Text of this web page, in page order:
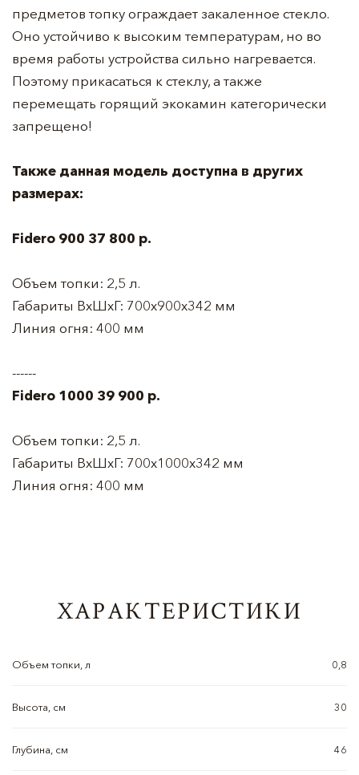
предметов топку ограждает закаленное стекло.
Оно устойчиво к высоким температурам, но во
время работы устройства сильно нагревается.
Поэтому прикасаться к стеклу, а также
перемещать горящий экокамин категорически
запрещено!
Также данная модель доступна в других
размерах:
Fidero 900 37 800 р.
Объем топки: 2,5 л.
Габариты ВхШхГ: 700х900х342 мм
Линия огня: 400 мм
------
Fidero 1000 39 900 р.
Объем топки: 2,5 л.
Габариты ВхШхГ: 700х1000х342 мм
Линия огня: 400 мм
ХАРАКТЕРИСТИКИ
Объем топки, л 0,8
Высота, см 30
Глубина, см 46